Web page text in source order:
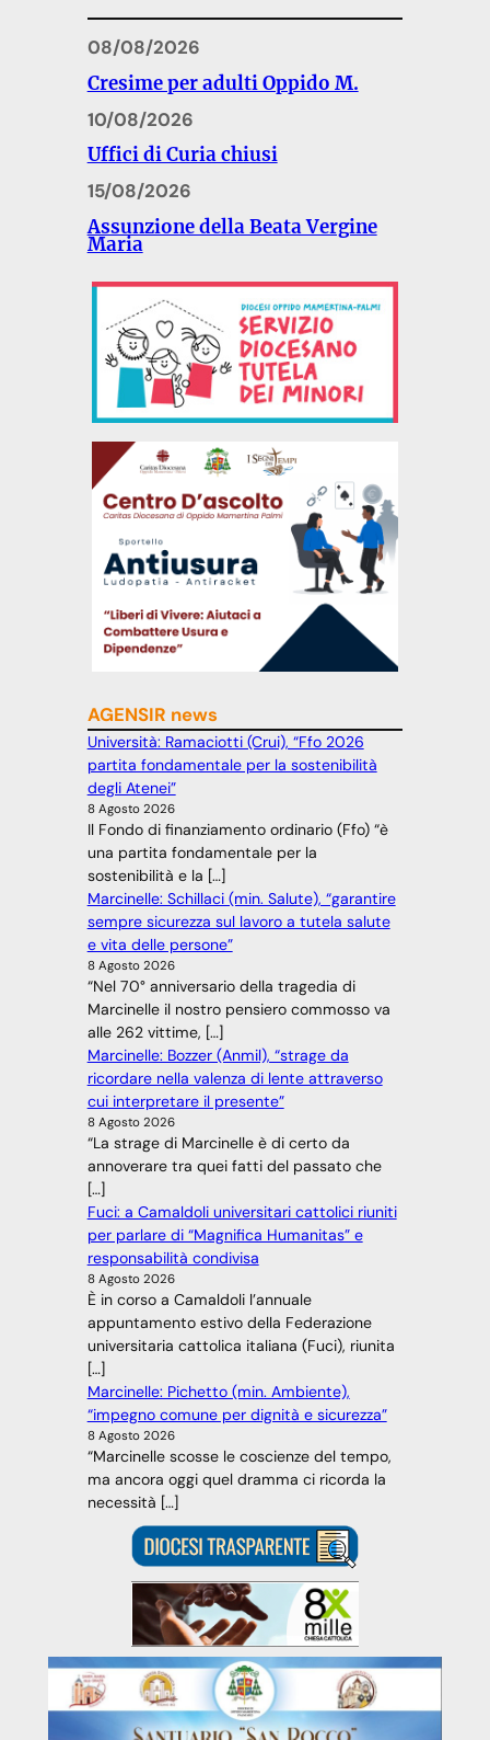
08/08/2026
Cresime per adulti Oppido M.
10/08/2026
Uffici di Curia chiusi
15/08/2026
Assunzione della Beata Vergine
Maria
AGENSIR news
Università: Ramaciotti (Crui), “Ffo 2026
partita fondamentale per la sostenibilità
degli Atenei”
8 Agosto 2026
Il Fondo di finanziamento ordinario (Ffo) “è
una partita fondamentale per la
sostenibilità e la […]
Marcinelle: Schillaci (min. Salute), “garantire
sempre sicurezza sul lavoro a tutela salute
e vita delle persone”
8 Agosto 2026
“Nel 70° anniversario della tragedia di
Marcinelle il nostro pensiero commosso va
alle 262 vittime, […]
Marcinelle: Bozzer (Anmil), “strage da
ricordare nella valenza di lente attraverso
cui interpretare il presente”
8 Agosto 2026
“La strage di Marcinelle è di certo da
annoverare tra quei fatti del passato che
[…]
Fuci: a Camaldoli universitari cattolici riuniti
per parlare di “Magnifica Humanitas” e
responsabilità condivisa
8 Agosto 2026
È in corso a Camaldoli l’annuale
appuntamento estivo della Federazione
universitaria cattolica italiana (Fuci), riunita
[…]
Marcinelle: Pichetto (min. Ambiente),
“impegno comune per dignità e sicurezza”
8 Agosto 2026
“Marcinelle scosse le coscienze del tempo,
ma ancora oggi quel dramma ci ricorda la
necessità […]